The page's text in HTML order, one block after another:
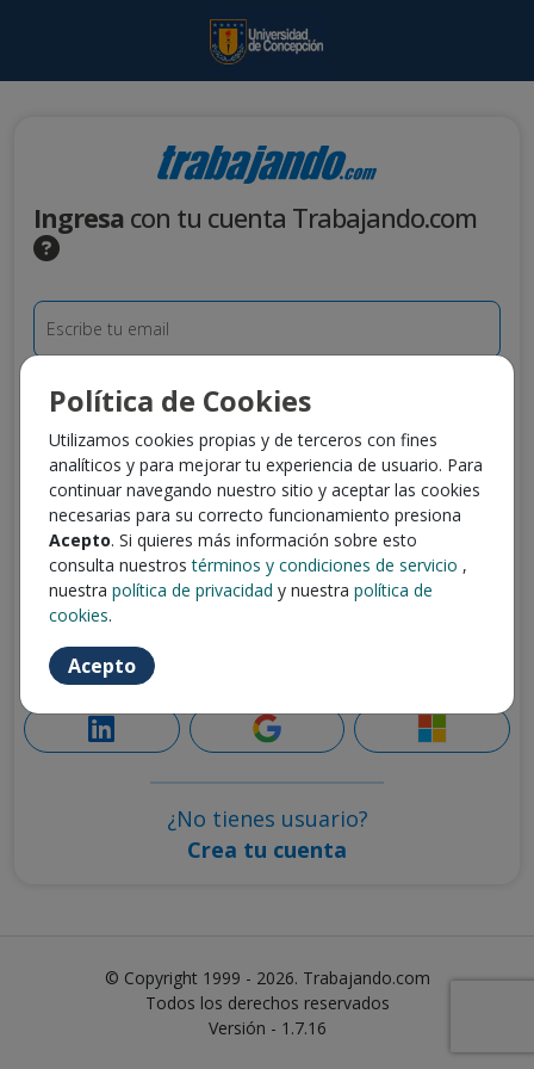
Ingresa con tu cuenta Trabajando.com
Escribe tu email
¿Olvidaste tu contraseña?
Al presionarEntrarconfirmas que permites el acceso a tu
cuenta Trabajando.com y de tus datos personales incluidos
en tu currículum a la entidad cliente responsable
Universidad de Concepción
También puedes iniciar sesión con
¿No tienes usuario?
Crea tu cuenta
Política de Cookies
Utilizamos cookies propias y de terceros con fines
analíticos y para mejorar tu experiencia de usuario. Para
continuar navegando nuestro sitio y aceptar las cookies
necesarias para su correcto funcionamiento presiona
Acepto. Si quieres más información sobre esto
consulta nuestrostérminos y condiciones de servicio ,
nuestra política de privacidad y nuestra política de
cookies.
Acepto
© Copyright 1999 - 2026. Trabajando.com
Todos los derechos reservados
Versión - 1.7.16